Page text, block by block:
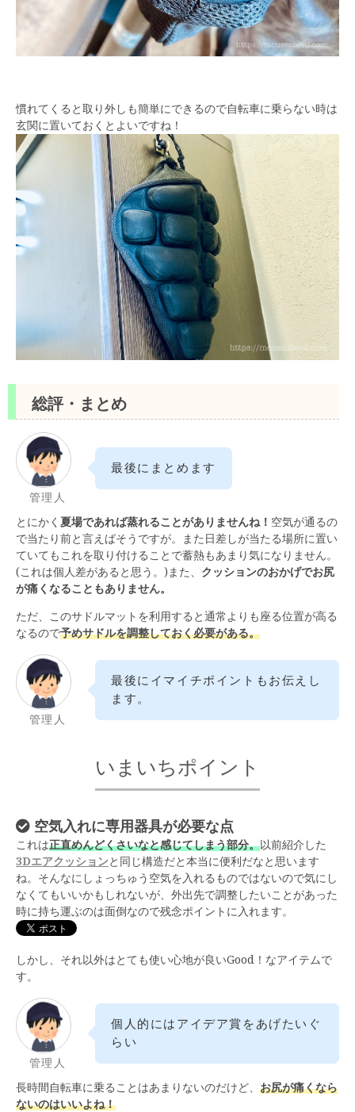
慣れてくると取り外しも簡単にできるので自転車に乗らない時は
玄関に置いておくとよいですね！
総評・まとめ
管理人
最後にまとめます
とにかく 夏場であれば蒸れることがありませんね！ 空気が通るの
で当たり前と言えばそうですが。また日差しが当たる場所に置い
ていてもこれを取り付けることで蓄熱もあまり気になりません。
(これは個人差があると思う。)また、 クッションのおかげでお尻
が痛くなることもありません。
ただ、このサドルマットを利用すると通常よりも座る位置が高る
なるので予めサドルを調整しておく必要がある。
管理人
最後にイマイチポイントもお伝えし
ます。
いまいちポイント
空気入れに専用器具が必要な点
これは正直めんどくさいなと感じてしまう部分。以前紹介した
3Dエアクッションと同じ構造だと本当に便利だなと思います
ね。そんなにしょっちゅう空気を入れるものではないので気にし
なくてもいいかもしれないが、外出先で調整したいことがあった
時に持ち運ぶのは面倒なので残念ポイントに入れます。
しかし、それ以外はとても使い心地が良いGood！なアイテムで
す。
管理人
個人的にはアイデア賞をあげたいぐ
らい
長時間自転車に乗ることはあまりないのだけど、 お尻が痛くなら
ないのはいいよね！